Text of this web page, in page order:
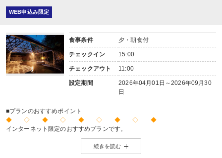
WEB申込み限定
食事条件 夕・朝食付
チェックイン 15:00
チェックアウト 11:00
設定期間
2026年04月01日～2026年09月30
日
■プランのおすすめポイント
◆ ◇ ◆ ◇ ◆ ◇ ◆ ◇ ◆
インターネット限定のおすすめプランです。
※店頭・電話・メールでのお問合せや申込みは出来ません。
◆ ◇ ◆ ◇ ◆ ◇ ◆ ◇ ◆
続きを読む